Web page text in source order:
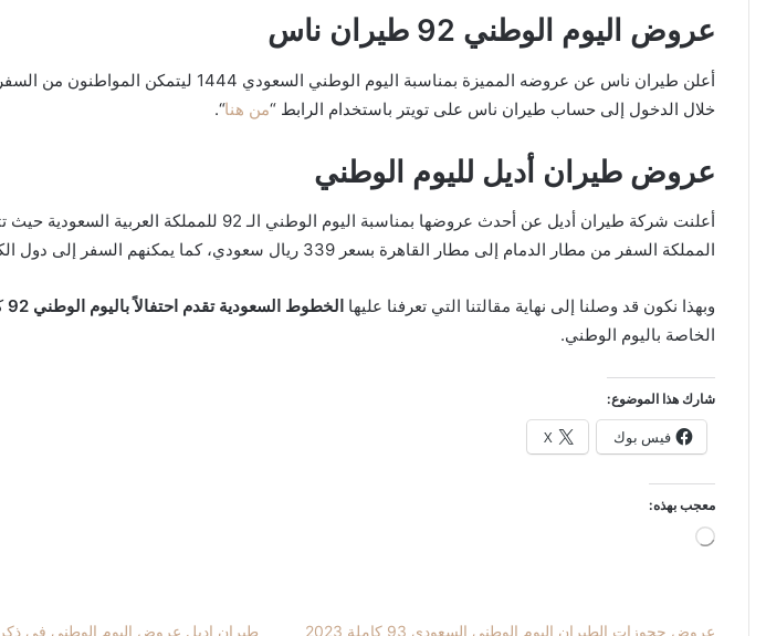
عروض اليوم الوطني 92 طيران ناس
أعلن طيران ناس عن عروضه المميزة
خلال الدخول إلى حساب طيران ناس على تويتر باستخدام الرابط “من هنا“.
عروض طيران أديل لليوم الوطني
أعلنت شركة طيران أديل عن أحدث عروضها
المملكة السفر من مطار الدمام إلى مطار القاهرة بسعر 339 ريال سعودي، كما يمكنهم السفر إلى دول الكويت بتكلفة 249 ريال سعودي، وبلغت تكلفة التذكرة للشخص الواحد إلى دبي 339 ريالاً سعودياً.
وبهذا نكون قد وصلنا إلى نهاية مقالتنا التي تعرفنا عليها الخطوط السعودية تقدم احتفالاً باليوم الوطني 92
الخاصة باليوم الوطني.
شارك هذا الموضوع:
فيس بوك X
معجب بهذه:
جاري
عروض حجوزات الطيران اليوم الوطني السعودي 93 كاملة 2023
طيران اديل عروض اليوم الوطني في